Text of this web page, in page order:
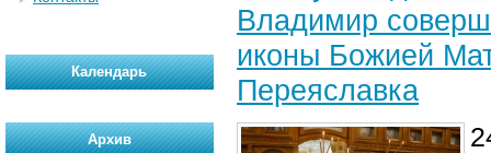
Владимир
иконы Божией
Переяславка
Календарь
Архив